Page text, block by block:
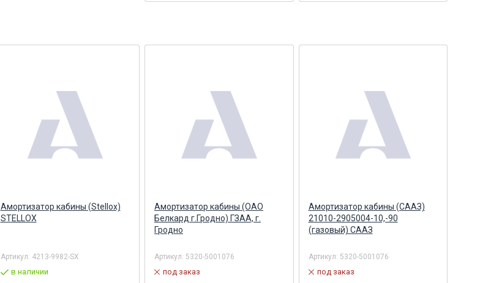
Амортизатор кабины (Stellox)
STELLOX
Артикул: 4213-9982-SX
в наличии
Амортизатор кабины (ОАО
Белкард г.Гродно) ГЗАА, г.
Гродно
Артикул: 5320-5001076
под заказ
Амортизатор кабины (СААЗ)
21010-2905004-10,-90
(газовый) СААЗ
Артикул: 5320-5001076
под заказ